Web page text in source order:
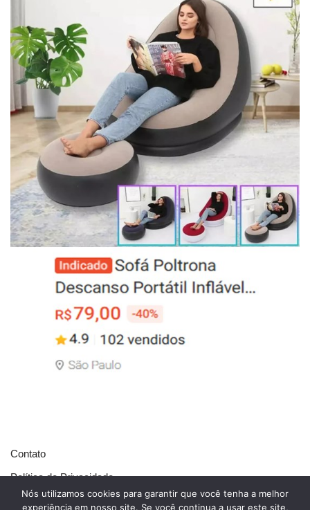
Contato
Política de Privacidade
Sobre o Leia Livro
Nós utilizamos cookies para garantir que você tenha a melhor
experiência em nosso site. Se você continua a usar este site,